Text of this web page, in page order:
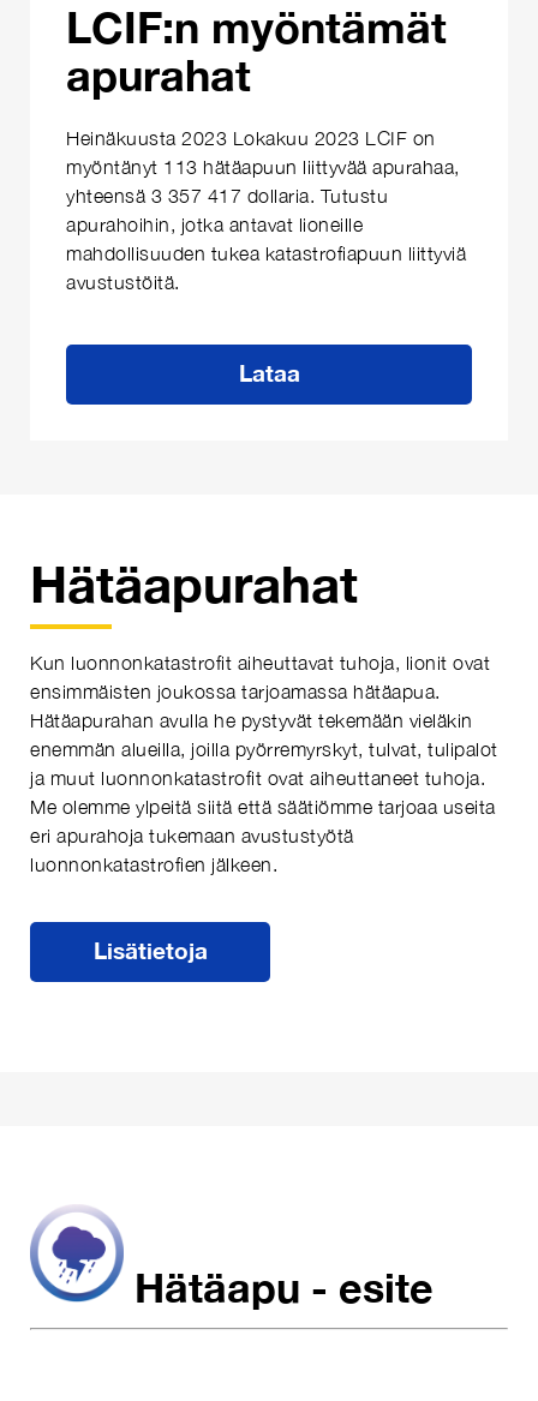
LCIF:n myöntämät
apurahat
Heinäkuusta 2023 Lokakuu 2023 LCIF on
myöntänyt 113 hätäapuun liittyvää apurahaa,
yhteensä 3 357 417 dollaria. Tutustu
apurahoihin, jotka antavat lioneille
mahdollisuuden tukea katastrofiapuun liittyviä
avustustöitä.
Lataa
Hätäapurahat
Kun luonnonkatastrofit aiheuttavat tuhoja, lionit ovat
ensimmäisten joukossa tarjoamassa hätäapua.
Hätäapurahan avulla he pystyvät tekemään vieläkin
enemmän alueilla, joilla pyörremyrskyt, tulvat, tulipalot
ja muut luonnonkatastrofit ovat aiheuttaneet tuhoja.
Me olemme ylpeitä siitä että säätiömme tarjoaa useita
eri apurahoja tukemaan avustustyötä
luonnonkatastrofien jälkeen.
Lisätietoja
Hätäapu - esite